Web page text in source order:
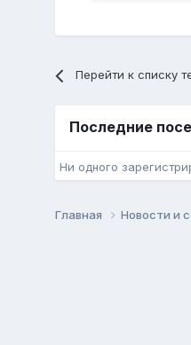
Перейти к списку
Последние
Ни одного
Главная Новости и